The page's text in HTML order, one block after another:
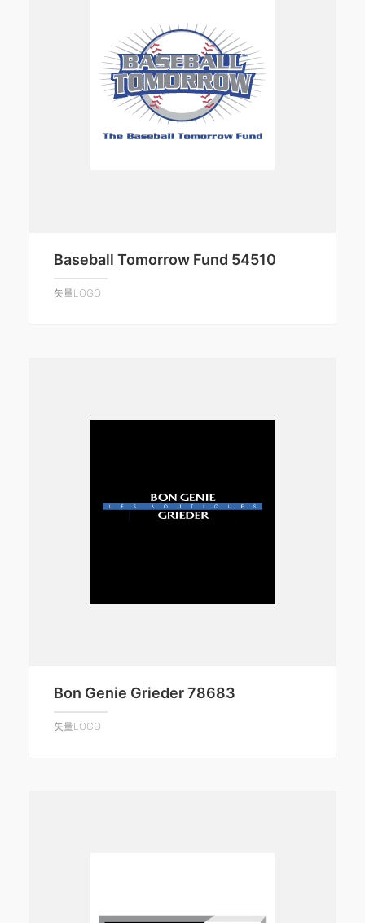
Baseball Tomorrow Fund 54510
矢量LOGO
Bon Genie Grieder 78683
矢量LOGO